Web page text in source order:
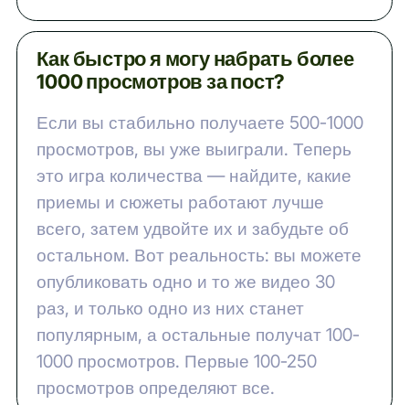
Как быстро я могу набрать более
1000 просмотров за пост?
Если вы стабильно получаете 500-1000
просмотров, вы уже выиграли. Теперь
это игра количества — найдите, какие
приемы и сюжеты работают лучше
всего, затем удвойте их и забудьте об
остальном. Вот реальность: вы можете
опубликовать одно и то же видео 30
раз, и только одно из них станет
популярным, а остальные получат 100-
1000 просмотров. Первые 100-250
просмотров определяют все.